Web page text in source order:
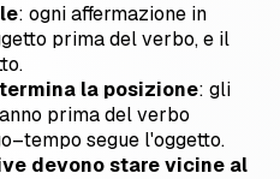
: ogni affermazione in
prima del verbo, e il
la posizione: gli
prima del verbo
segue l'oggetto.
devono stare vicine al